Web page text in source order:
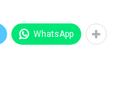
WhatsApp